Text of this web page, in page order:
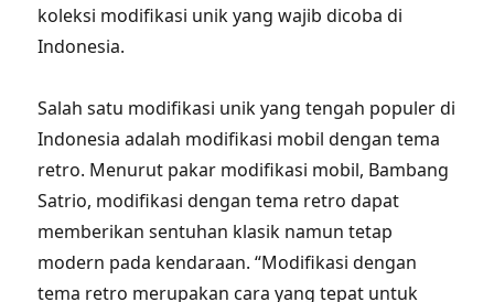
koleksi modifikasi unik yang wajib dicoba di
Indonesia.
Salah satu modifikasi unik yang tengah populer di
Indonesia adalah modifikasi mobil dengan tema
retro. Menurut pakar modifikasi mobil, Bambang
Satrio, modifikasi dengan tema retro dapat
memberikan sentuhan klasik namun tetap
modern pada kendaraan. “Modifikasi dengan
tema retro merupakan cara yang tepat untuk